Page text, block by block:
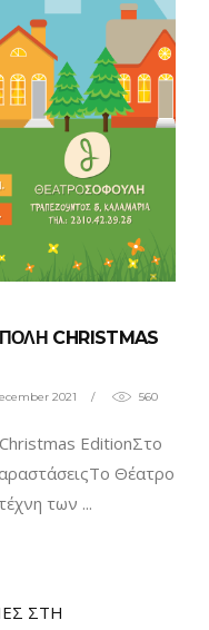
CHRISTMAS
2021 560
EditionΣτο
Θέατρο
των
ΣΤΗ